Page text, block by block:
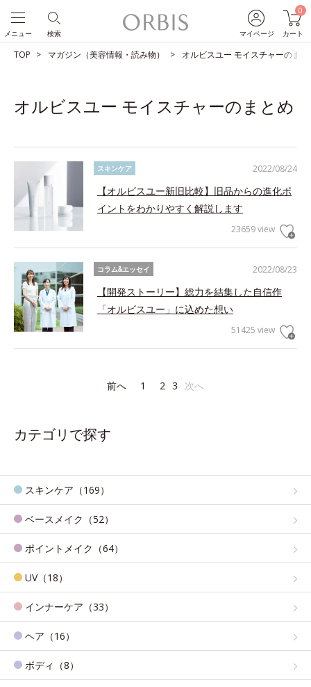
マイページ
0
カート
検索
メニュー
TOP マガジン（美容情報・読み物） オルビスユー モイスチャーのまと
オルビスユー モイスチャーのまとめ
2022/08/24
スキンケア
【オルビスユー新旧比較】旧品からの進化ポ
イントをわかりやすく解説します
23659 view
2022/08/23
コラム&エッセイ
【開発ストーリー】総力を結集した自信作
「オルビスユー」に込めた想い
51425 view
前へ 1 2 3 次へ
カテゴリで探す
スキンケア（169）
ベースメイク（52）
ポイントメイク（64）
UV（18）
インナーケア（33）
ヘア（16）
ボディ（8）